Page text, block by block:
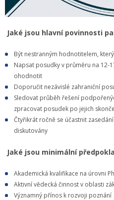
Jaké jsou hlavní povinnosti
Být nestranným hodnotitelem,
Napsat posudky v průměru na 12-
ohodnotit
Doporučit nezávislé zahraniční
Sledovat průběh řešení
zpracovat posudek po jejich
Čtyřikrát ročně se účastnit
diskutovány
Jaké jsou minimální
Akademická kvalifikace na úrovni
Aktivní vědecká činnost v oblasti
Významný přínos k rozvoji poznání